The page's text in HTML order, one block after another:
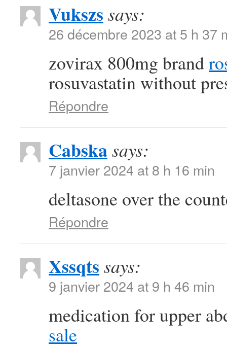
Vukszs says:
26 décembre 2023 at 5 h 37
zovirax 800mg brand
rosuvastatin without
Répondre
Cabskasays:
7 janvier 2024 at 8 h 16 min
deltasone over the
Répondre
Xssqts says:
9 janvier 2024 at 9 h 46 min
medication for upper
sale